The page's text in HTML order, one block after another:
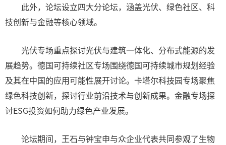
此外，论坛设立四大分论坛，涵盖光伏、绿色社区、科
技创新与金融等核心领域。
光伏专场重点探讨光伏与建筑一体化、分布式能源的发
展趋势。德国可持续社区专场围绕德国可持续城市规划经验
及其在中国的应用可能性展开讨论。卡塔尔科技园专场聚焦
绿色科技创新，探讨行业前沿技术与创新成果。金融专场探
讨ESG投资如何助力绿色产业发展。
论坛期间，王石与钟宝申与众企业代表共同参观了生物